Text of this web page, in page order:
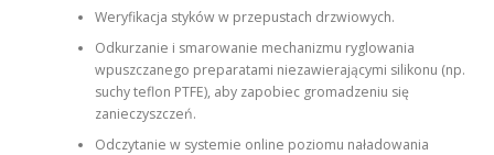
Weryfikacja styków w przepustach drzwiowych.
Odkurzanie i smarowanie mechanizmu ryglowania
wpuszczanego preparatami niezawierającymi silikonu (np.
suchy teflon PTFE), aby zapobiec gromadzeniu się
zanieczyszczeń.
Odczytanie w systemie online poziomu naładowania